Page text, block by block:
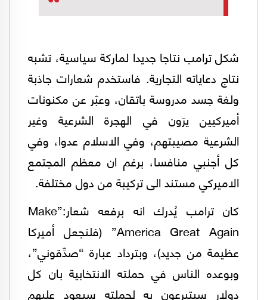
شكل ترامب نتاجا جديدا لماركة سياسية، تشبه
نتاج دعاياته التجارية. فاستخدم شعارات جاذبة
ولغة جسد مدروسة باتقان، وعبّر عن مكنونات
أميركيين يرَون في الهجرة الشرعية وغير
الشرعية مصيبتهم، وفي الاسلام عدوا، وفي
كل أجنبي منافسا، برغم ان معظم المجتمع
الاميركي مستند الى تركيبة من دول مختلفة.
كان ترامب يُدرك انه برفعه شعار:”Make
America Great Again” (فلنجعل أميركا
عظيمة من جديد)، وبترداد عبارة “صدِّقوني”،
وبوعده الناس في حملته الانتخابية بان كل
دولار سيتبرعون به لحملته سيعود عليهم